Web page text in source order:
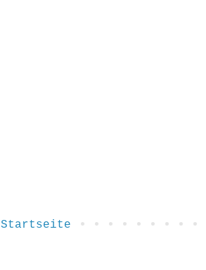
Startseite